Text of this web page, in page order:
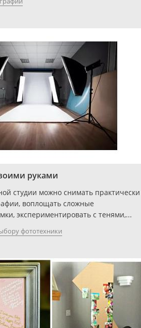
руками
студии можно снимать практически
воплощать сложные
экспериментировать с тенями,...
фототехники